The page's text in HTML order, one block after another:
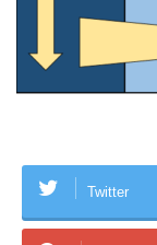
Twitter